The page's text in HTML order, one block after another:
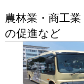
農林業・商工
の促進など